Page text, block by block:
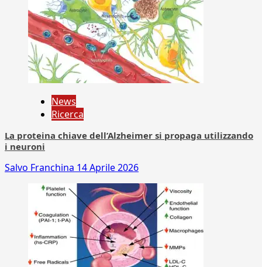
News
Ricerca
La proteina chiave dell’Alzheimer si propaga utilizzando
i neuroni
Salvo Franchina 14 Aprile 2026